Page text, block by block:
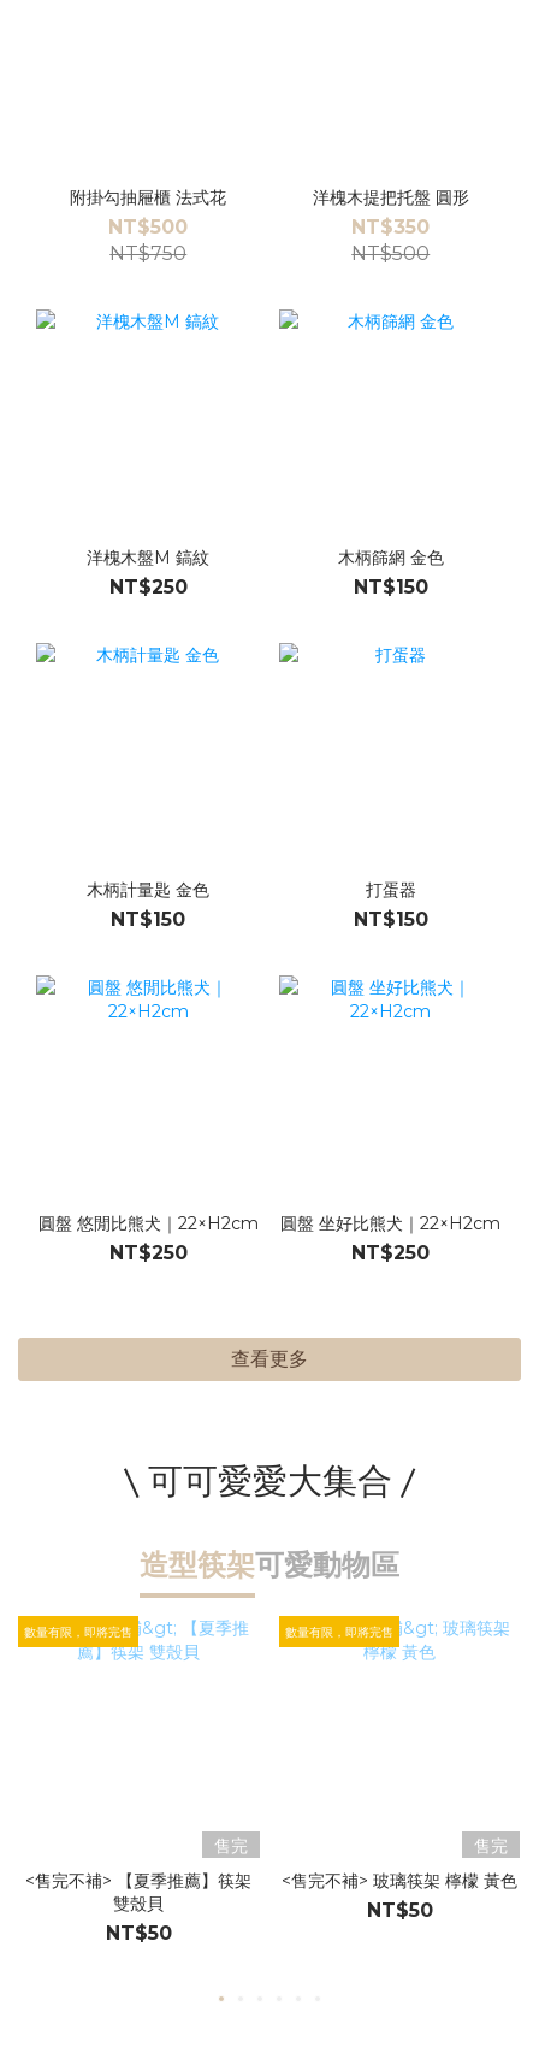
附掛勾抽屜櫃 法式花
NT$500
NT$750
洋槐木提把托盤 圓形
NT$350
NT$500
洋槐木盤M 鎬紋
NT$250
木柄篩網 金色
NT$150
木柄計量匙 金色
NT$150
打蛋器
NT$150
圓盤 悠閒比熊犬｜22×H2cm
NT$250
圓盤 坐好比熊犬｜22×H2cm
NT$250
查看更多
\ 可可愛愛大集合 /
造型筷架可愛動物區
數量有限，即將完售
售完
<售完不補> 【夏季推薦】筷架
雙殼貝
NT$50
數量有限，即將完售
售完
<售完不補> 玻璃筷架 檸檬 黃色
NT$50